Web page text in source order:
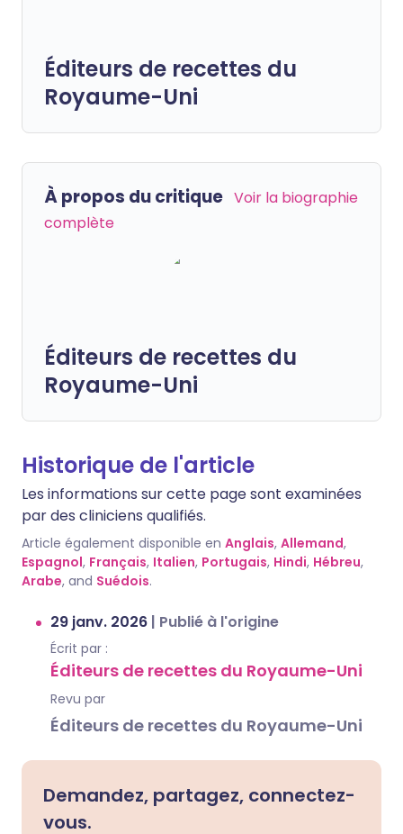
Éditeurs de recettes du
Royaume-Uni
À propos du critique Voir la biographie
complète
Éditeurs de recettes du
Royaume-Uni
Historique de l'article
Les informations sur cette page sont examinées
par des cliniciens qualifiés.
Article également disponible en Anglais, Allemand,
Espagnol, Français, Italien, Portugais, Hindi, Hébreu,
Arabe, and Suédois.
29 janv. 2026 | Publié à l'origine
Écrit par :
Éditeurs de recettes du Royaume-Uni
Revu par
Éditeurs de recettes du Royaume-Uni
Demandez, partagez, connectez-
vous.